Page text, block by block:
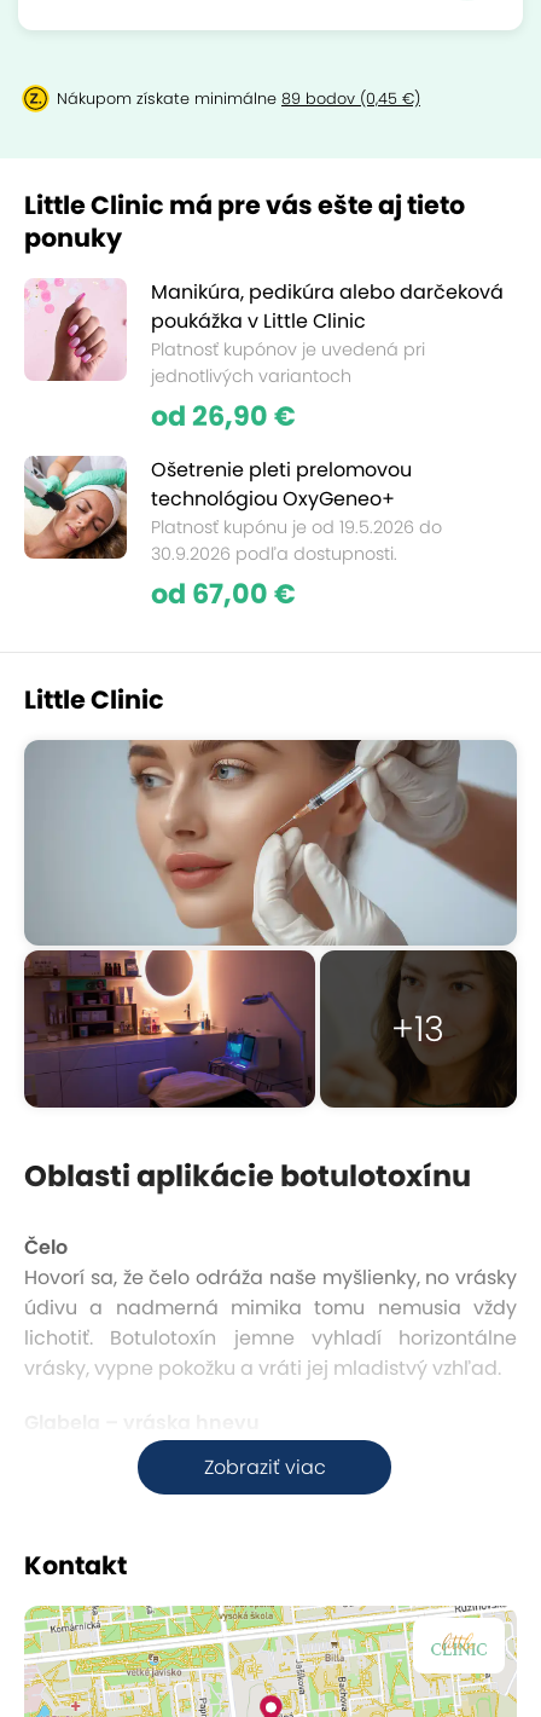
Nákupom získate minimálne 89 bodov (0,45 €)
Little Clinic má pre vás ešte aj tieto
ponuky
Manikúra, pedikúra alebo darčeková
poukážka v Little Clinic
Platnosť kupónov je uvedená pri
jednotlivých variantoch
od 26,90 €
Ošetrenie pleti prelomovou
technológiou OxyGeneo+
Platnosť kupónu je od 19.5.2026 do
30.9.2026 podľa dostupnosti.
od 67,00 €
Little Clinic
+13
Zobraziť viac
Oblasti aplikácie botulotoxínu
Čelo
Hovorí sa, že čelo odráža naše myšlienky, no vrásky
údivu a nadmerná mimika tomu nemusia vždy
lichotiť. Botulotoxín jemne vyhladí horizontálne
vrásky, vypne pokožku a vráti jej mladistvý vzhľad.
Vráska hnevu je prvým signálom starnutia, ktorý
vzniká nadmernou dynamikou mimických svalov. S
Botulotoxín dokáže vyhladiť vrásky pri vonkajších
kútikoch očí a dodá vášmu pohľadu sviežosť.
Bonusom je jemné nadvihnutie obočia, ktoré otvorí
Kontakt